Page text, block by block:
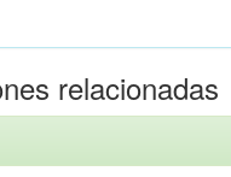
relacionadas